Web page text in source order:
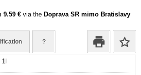
9.59 € via the Doprava SR mimo Bratislavy
?